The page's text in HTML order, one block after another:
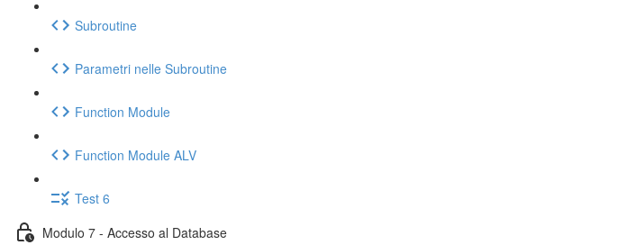
Subroutine
Parametri nelle Subroutine
Function Module
Function Module ALV
Test 6
Modulo 7 - Accesso al Database